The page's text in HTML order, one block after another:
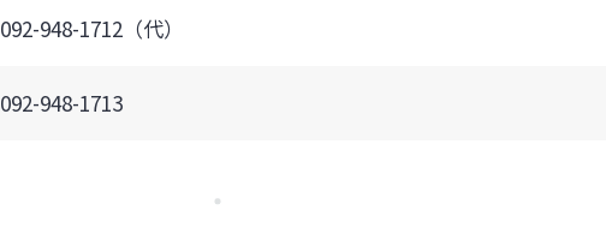
092-948-1712（代）
092-948-1713